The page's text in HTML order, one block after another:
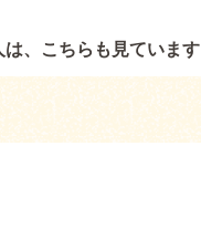
は、こちらも見ています